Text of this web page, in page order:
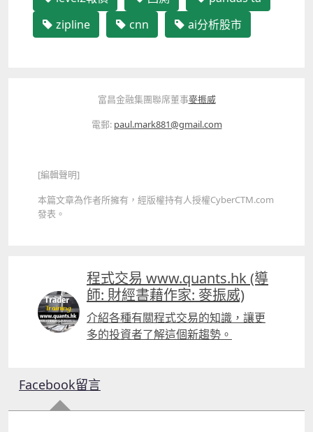
zipline
cnn ai分析股市
富昌金融集團聯席董事麥振威
電郵: paul.mark881@gmail.com
[編輯聲明]
本篇文章為作者所擁有，經版權持有人授權CyberCTM.com
發表。
程式交易 www.quants.hk (導
師: 財經書藉作家: 麥振威)
介紹各種有關程式交易的知識，讓更
多的投資者了解這個新趨勢。
Facebook留言